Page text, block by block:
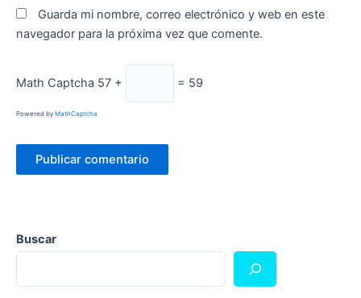
Guarda mi nombre, correo electrónico y web en este
navegador para la próxima vez que comente.
Math Captcha 57 + = 59
Powered by MathCaptcha
Buscar